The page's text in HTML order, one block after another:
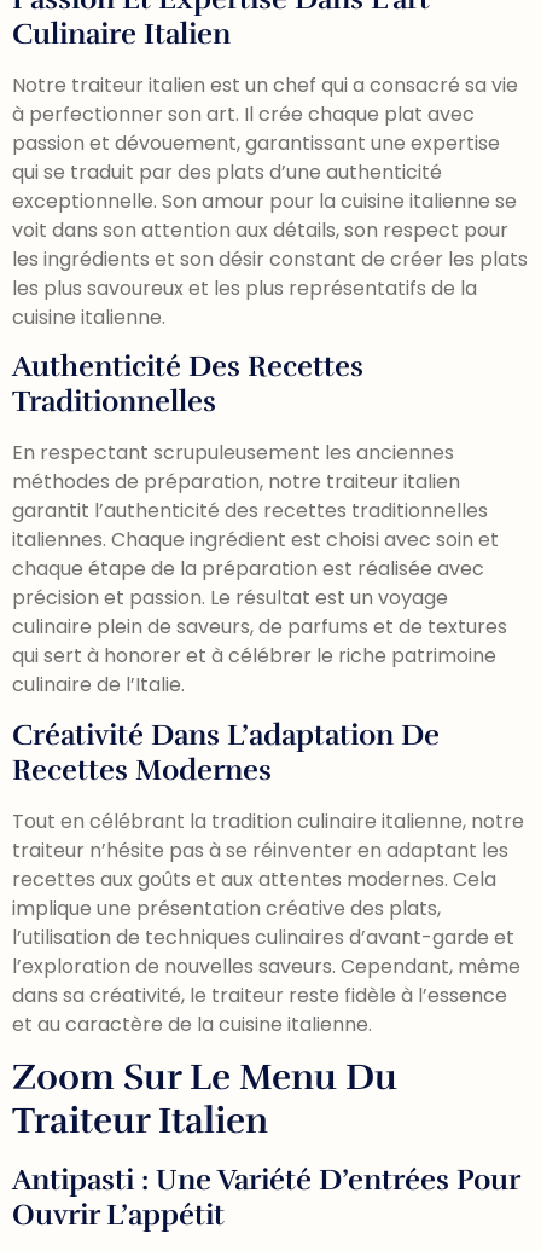
Culinaire Italien
Notre traiteur italien est un chef qui a consacré sa vie
à perfectionner son art. Il crée chaque plat avec
passion et dévouement, garantissant une expertise
qui se traduit par des plats d’une authenticité
exceptionnelle. Son amour pour la cuisine italienne se
voit dans son attention aux détails, son respect pour
les ingrédients et son désir constant de créer les plats
les plus savoureux et les plus représentatifs de la
cuisine italienne.
Authenticité Des Recettes
Traditionnelles
En respectant scrupuleusement les anciennes
méthodes de préparation, notre traiteur italien
garantit l’authenticité des recettes traditionnelles
italiennes. Chaque ingrédient est choisi avec soin et
chaque étape de la préparation est réalisée avec
précision et passion. Le résultat est un voyage
culinaire plein de saveurs, de parfums et de textures
qui sert à honorer et à célébrer le riche patrimoine
culinaire de l’Italie.
Créativité Dans L’adaptation De
Recettes Modernes
Tout en célébrant la tradition culinaire italienne, notre
traiteur n’hésite pas à se réinventer en adaptant les
recettes aux goûts et aux attentes modernes. Cela
implique une présentation créative des plats,
l’utilisation de techniques culinaires d’avant-garde et
l’exploration de nouvelles saveurs. Cependant, même
dans sa créativité, le traiteur reste fidèle à l’essence
et au caractère de la cuisine italienne.
Zoom Sur Le Menu Du
Traiteur Italien
Antipasti : Une Variété D’entrées Pour
Ouvrir L’appétit